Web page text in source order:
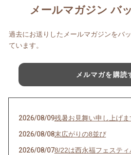
メールマガジン バ
過去にお送りしたメールマガジンをバ
ています。
メルマガを購読
2026/08/09残暑お見舞い申し上げま
2026/08/08末広がりの8並び
2026/08/078/22は西永福フェスティ